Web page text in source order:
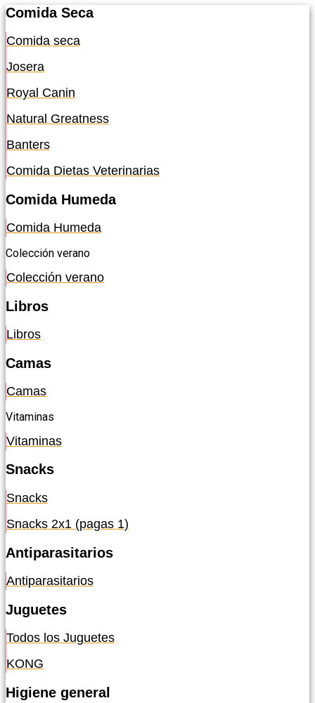
Comida Seca
Comida seca
Josera
Royal Canin
Natural Greatness
Banters
Comida Dietas Veterinarias
Comida Humeda
Comida Humeda
Colección verano
Colección verano
Libros
Libros
Camas
Camas
Vitaminas
Vitaminas
Snacks
Snacks
Snacks 2x1 (pagas 1)
Antiparasitarios
Antiparasitarios
Juguetes
Todos los Juguetes
KONG
Higiene general